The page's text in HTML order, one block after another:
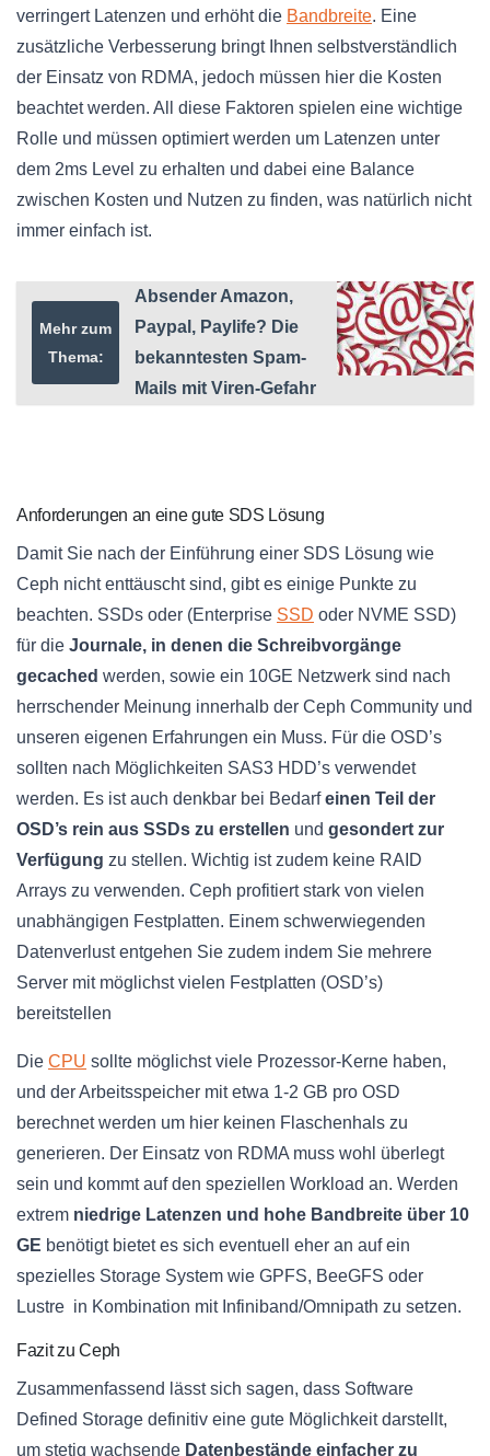
verringert Latenzen und erhöht die Bandbreite. Eine
zusätzliche Verbesserung bringt Ihnen selbstverständlich
der Einsatz von RDMA, jedoch müssen hier die Kosten
beachtet werden. All diese Faktoren spielen eine wichtige
Rolle und müssen optimiert werden um Latenzen unter
dem 2ms Level zu erhalten und dabei eine Balance
zwischen Kosten und Nutzen zu finden, was natürlich nicht
immer einfach ist.
Mehr zum
Thema:
Absender Amazon,
Paypal, Paylife? Die
bekanntesten Spam-
Mails mit Viren-Gefahr
Anforderungen an eine gute SDS Lösung
Damit Sie nach der Einführung einer SDS Lösung wie
Ceph nicht enttäuscht sind, gibt es einige Punkte zu
beachten. SSDs oder (Enterprise SSD oder NVME SSD)
für die Journale, in denen die Schreibvorgänge
gecached werden, sowie ein 10GE Netzwerk sind nach
herrschender Meinung innerhalb der Ceph Community und
unseren eigenen Erfahrungen ein Muss. Für die OSD’s
sollten nach Möglichkeiten SAS3 HDD’s verwendet
werden. Es ist auch denkbar bei Bedarfeinen Teil der
OSD’s rein aus SSDs zu erstellen und gesondert zur
Verfügung zu stellen. Wichtig ist zudem keine RAID
Arrays zu verwenden. Ceph profitiert stark von vielen
unabhängigen Festplatten. Einem schwerwiegenden
Datenverlust entgehen Sie zudem indem Sie mehrere
Server mit möglichst vielen Festplatten (OSD’s)
bereitstellen
Die CPU sollte möglichst viele Prozessor-Kerne haben,
und der Arbeitsspeicher mit etwa 1-2 GB pro OSD
berechnet werden um hier keinen Flaschenhals zu
generieren. Der Einsatz von RDMA muss wohl überlegt
sein und kommt auf den speziellen Workload an. Werden
extrem niedrige Latenzen und hohe Bandbreite über 10
GE benötigt bietet es sich eventuell eher an auf ein
spezielles Storage System wie GPFS, BeeGFS oder
Lustre in Kombination mit Infiniband/Omnipath zu setzen.
Fazit zu Ceph
Zusammenfassend lässt sich sagen, dass Software
Defined Storage definitiv eine gute Möglichkeit darstellt,
um stetig wachsende Datenbestände einfacher zu